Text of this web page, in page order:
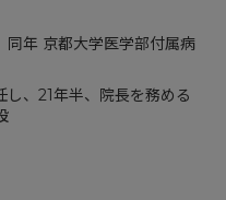
同年 京都大学医学部付属病
、21年半、院長を務める